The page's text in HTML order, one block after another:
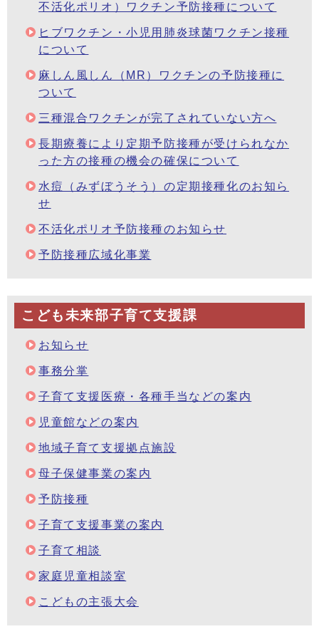
不活化ポリオ）ワクチン予防接種について
ヒブワクチン・小児用肺炎球菌ワクチン接種
について
麻しん風しん（MR）ワクチンの予防接種に
ついて
三種混合ワクチンが完了されていない方へ
長期療養により定期予防接種が受けられなか
った方の接種の機会の確保について
水痘（みずぼうそう）の定期接種化のお知ら
せ
不活化ポリオ予防接種のお知らせ
予防接種広域化事業
こども未来部子育て支援課
お知らせ
事務分掌
子育て支援医療・各種手当などの案内
児童館などの案内
地域子育て支援拠点施設
母子保健事業の案内
予防接種
子育て支援事業の案内
子育て相談
家庭児童相談室
こどもの主張大会